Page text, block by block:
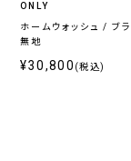
ONLY
ホームウォッシュ / ブラ
無地
¥30,800 (税込)